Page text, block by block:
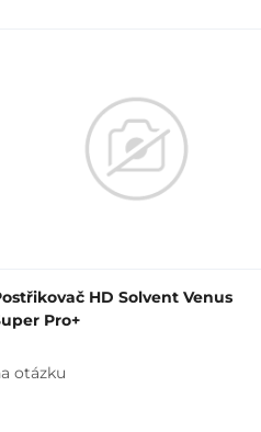
HD Solvent Venus
Pro+
otázku